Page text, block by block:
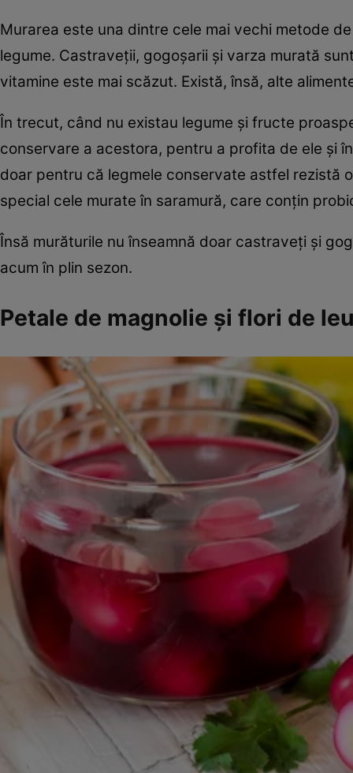
Murarea este una dintre cele mai vechi metode
legume. Castraveţii, gogoşarii şi varza murată
vitamine este mai scăzut. Există, însă, alte
În trecut, când nu existau legume şi fructe
conservare a acestora, pentru a profita de ele şi
doar pentru că legmele conservate astfel rezistă
special cele murate în saramură, care conţin
Însă murăturile nu înseamnă doar castraveţi şi
acum în plin sezon.
Petale de magnolie şi flori de